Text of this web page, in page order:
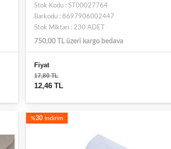
Stok Kodu : ST00027764
Barkodu : 8697906002447
Stok Miktarı : 230 ADET
750,00 TL üzeri kargo bedava
Fiyat
17,80 TL
12,46 TL
%30 İndirim